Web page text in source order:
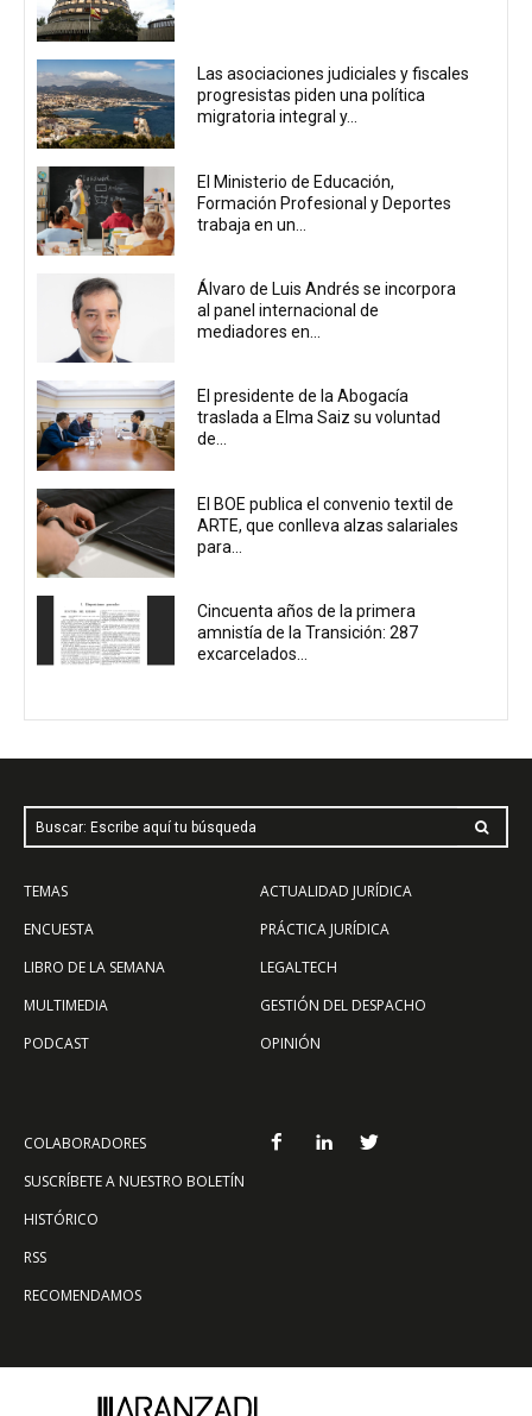
Las asociaciones judiciales y fiscales
progresistas piden una política
migratoria integral y...
El Ministerio de Educación,
Formación Profesional y Deportes
trabaja en un...
Álvaro de Luis Andrés se incorpora
al panel internacional de
mediadores en...
El presidente de la Abogacía
traslada a Elma Saiz su voluntad
de...
El BOE publica el convenio textil de
ARTE, que conlleva alzas salariales
para...
Cincuenta años de la primera
amnistía de la Transición: 287
excarcelados...
Buscar: Escribe aquí tu búsqueda
TEMAS
ENCUESTA
LIBRO DE LA SEMANA
MULTIMEDIA
PODCAST
ACTUALIDAD JURÍDICA
PRÁCTICA JURÍDICA
LEGALTECH
GESTIÓN DEL DESPACHO
OPINIÓN
COLABORADORES
SUSCRÍBETE A NUESTRO BOLETÍN
HISTÓRICO
RSS
RECOMENDAMOS